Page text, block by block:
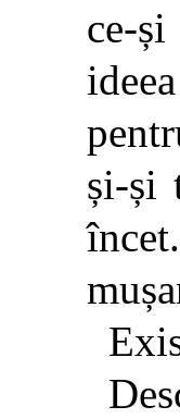
ce-
și-și